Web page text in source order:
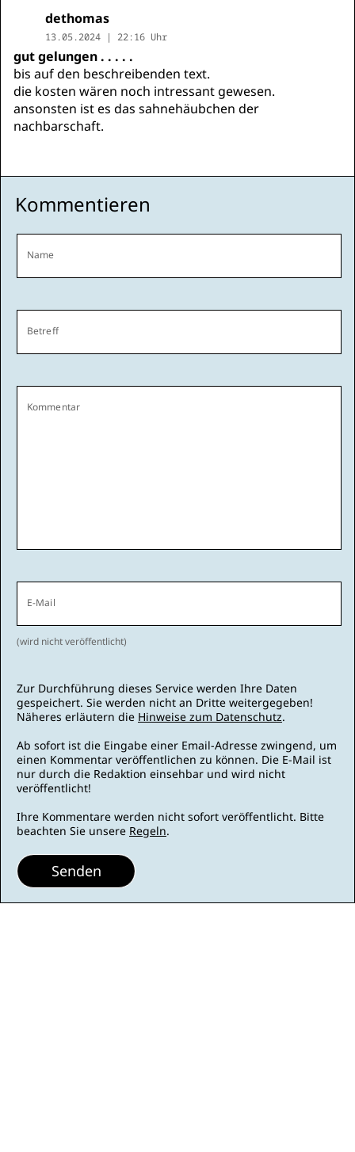
dethomas
13.05.2024 | 22:16 Uhr
gut gelungen . . . . .
bis auf den beschreibenden text.
die kosten wären noch intressant gewesen.
ansonsten ist es das sahnehäubchen der
nachbarschaft.
Kommentieren
Name
Betreff
Kommentar
E-Mail
(wird nicht veröffentlicht)
Zur Durchführung dieses Service werden Ihre Daten
gespeichert. Sie werden nicht an Dritte weitergegeben!
Näheres erläutern die Hinweise zum Datenschutz.
Ab sofort ist die Eingabe einer Email-Adresse zwingend, um
einen Kommentar veröffentlichen zu können. Die E-Mail ist
nur durch die Redaktion einsehbar und wird nicht
veröffentlicht!
Ihre Kommentare werden nicht sofort veröffentlicht. Bitte
beachten Sie unsere Regeln.
Senden